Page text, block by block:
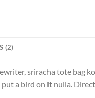
(2)
sriracha tote bag
a bird on it nulla.